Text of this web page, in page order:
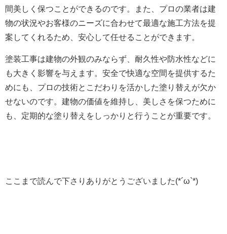
間美しく保つことができるのです。また、プロの業者は建
物の状況やお客様のニーズに合わせて最適な施工方法を提
案してくれるため、安心して任せることができます。
塗装工事は建物の外観のみならず、耐久性や防水性などに
も大きく影響を与えます。安全で快適な空間を提供するた
めにも、プロの技術とこだわりを活かした塗り替えが欠か
せないのです。建物の価値を維持し、美しさを保つために
も、定期的な塗り替えをしっかりと行うことが重要です。
ここまで読んで下さりありがとうございました(*´ω`*)